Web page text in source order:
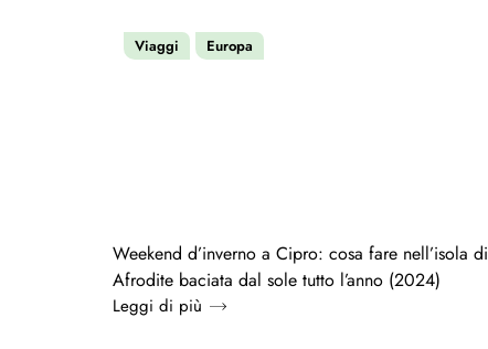
Viaggi Europa
Weekend d’inverno a Cipro: cosa fare nell’isola di
Afrodite baciata dal sole tutto l’anno (2024)
Leggi di più